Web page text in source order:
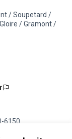
: Nature en
pour le
/ Soupetard /
/ Gramont /
6150